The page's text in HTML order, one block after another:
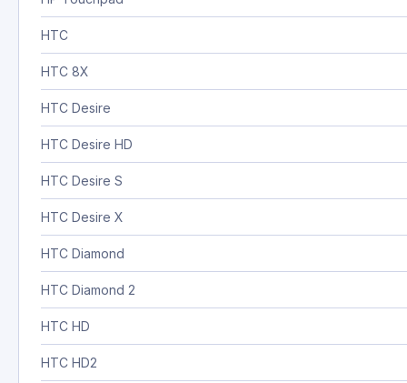
HTC
HTC 8X
HTC Desire
HTC Desire HD
HTC Desire S
HTC Desire X
HTC Diamond
HTC Diamond 2
HTC HD
HTC HD2